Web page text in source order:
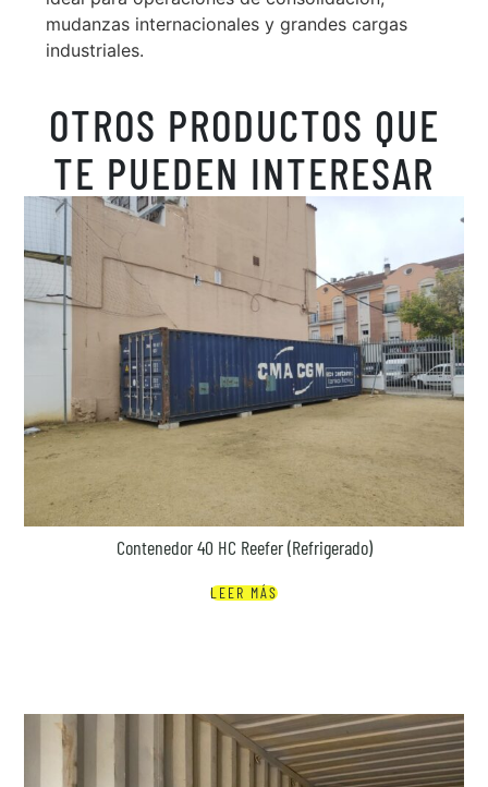
mudanzas internacionales y grandes cargas
industriales.
OTROS PRODUCTOS QUE
TE PUEDEN INTERESAR
Contenedor 40 HC Reefer (Refrigerado)
LEER MÁS